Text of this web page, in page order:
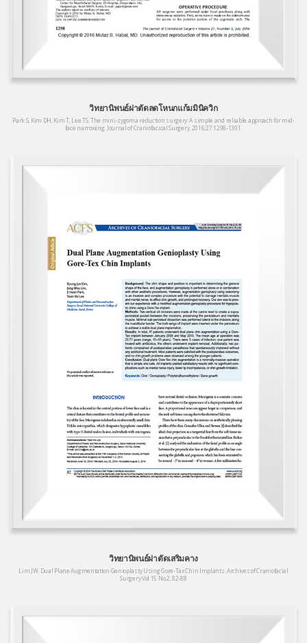
วิทยานิพนธ์ผ่าตัดลดโหนกแก้มมินิควิก
Park S, Kim DH, Kim T, Lee TS. The mini-zygoma reduction surgery: A simple and reliable approach for mid-
face narrowing. Journal of Craniofacical Surgery. 2016;27:1298-1301.
วิทยานิพนธ์ผ่าตัดเสริมคาง
Lim JW. Dual Plane Augmentation Genioplasty Using Gore-Tax Chin Implants. Archives of Craniofacial
Surgery Vol.15 No.2, 82-88